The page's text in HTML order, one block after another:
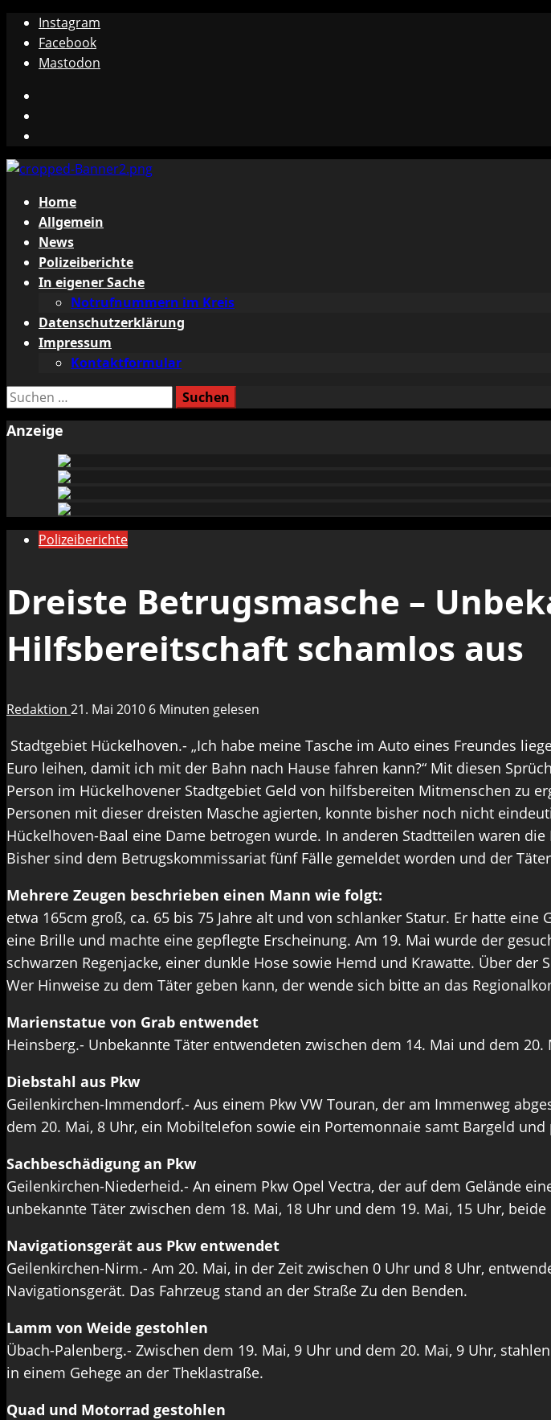
Zum
Inhalt
springen
Instagram
Facebook
Mastodon
Primäres
Menü
Home
Allgemein
News
Polizeiberichte
In eigener Sache
Notrufnummern im Kreis
Datenschutzerklärung
Impressum
Kontaktformular
Suchen
Anzeige
Polizeiberichte
Dreiste Betrugsmasche –
Hilfsbereitschaft schamlos aus
Redaktion 21. Mai 2010 6 Minuten gelesen
Stadtgebiet Hückelhoven.- „Ich habe meine Tasche im Auto eines Freundes
Euro leihen, damit ich mit der Bahn nach Hause fahren kann?“ Mit diesen
Person im Hückelhovener Stadtgebiet Geld von hilfsbereiten Mitmenschen zu
Personen mit dieser dreisten Masche agierten, konnte bisher noch nicht
Hückelhoven-Baal eine Dame betrogen wurde. In anderen Stadtteilen waren
Bisher sind dem Betrugskommissariat fünf Fälle gemeldet worden und der
Mehrere Zeugen beschrieben einen Mann wie folgt:
etwa 165cm groß, ca. 65 bis 75 Jahre alt und von schlanker Statur. Er hatte
eine Brille und machte eine gepflegte Erscheinung. Am 19. Mai wurde der
schwarzen Regenjacke, einer dunkle Hose sowie Hemd und Krawatte. Über
Wer Hinweise zu dem Täter geben kann, der wende sich bitte an das
Marienstatue von Grab entwendet
Heinsberg.- Unbekannte Täter entwendeten zwischen dem 14. Mai und dem
Diebstahl aus Pkw
Geilenkirchen-Immendorf.- Aus einem Pkw VW Touran, der am Immenweg
dem 20. Mai, 8 Uhr, ein Mobiltelefon sowie ein Portemonnaie samt Bargeld
Sachbeschädigung an Pkw
Geilenkirchen-Niederheid.- An einem Pkw Opel Vectra, der auf dem Gelände
unbekannte Täter zwischen dem 18. Mai, 18 Uhr und dem 19. Mai, 15 Uhr, beide
Navigationsgerät aus Pkw entwendet
Geilenkirchen-Nirm.- Am 20. Mai, in der Zeit zwischen 0 Uhr und 8 Uhr,
Navigationsgerät. Das Fahrzeug stand an der Straße Zu den Benden.
Lamm von Weide gestohlen
Übach-Palenberg.- Zwischen dem 19. Mai, 9 Uhr und dem 20. Mai, 9 Uhr,
in einem Gehege an der Theklastraße.
Quad und Motorrad gestohlen